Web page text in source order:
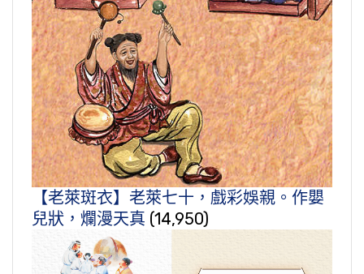
【老萊斑衣】老萊七十，戲彩娛親。作嬰
兒狀，爛漫天真 (14,950)